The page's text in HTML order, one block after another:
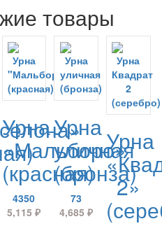
товары
Урна
«Мальборо»
(красная)
4350
5,115₽
Урна
уличная
(бронза)
73
4,685₽
Урна
2»